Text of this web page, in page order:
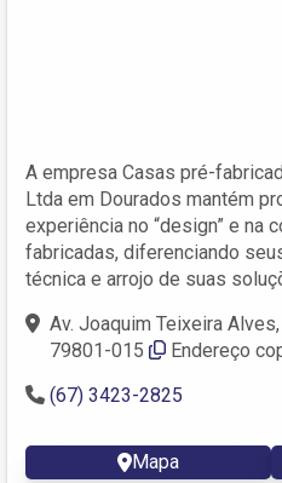
A empresa Casas pré-
Ltda em Dourados mantém
experiência no “design” e na
fabricadas, diferenciando
técnica e arrojo de suas
Av. Joaquim Teixeira
79801-015
Endereço
(67) 3423-2825
Mapa